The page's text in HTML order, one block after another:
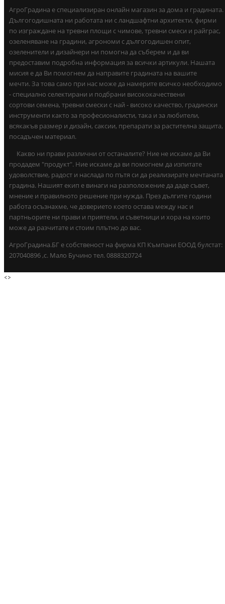
АгроГрадина е специализиран онлайн магазин за дома и градината.
Дългогодишната ни работата ни с ландшафтни архитекти, фирми
по изграждане на тревни площи с чимове, тревни смеси и райграс,
озеленяване на градини, агрономи с дългогодишен опит,
озеленители и дизайнери ни помогна да съберем и да ви
предоставим подробна информация за всички артикули. Нашата
мисия е да Ви помогнем да направите градината на вашите
мечти. За това само при нас може да намерите всичко необходимо
- специално селектирани и подбрани висококачествени
сортови семена, тревни смески с най - високо качество, градински
инструменти както за професионалисти, така и за любители,
всякакъв размер и дизайн, саксии, препарати за растителна защита,
посадъчен материал.
Какво ни прави различни от останалите? Ние не искаме да Ви
продадем "продукт". Ние искаме да ви помогнем да изпитате
удоволствие, радост и наслада по пътя си да реализирате мечтаната
градина. Нашият екип е винаги на разположение да даде съвет,
мнение и правилното решение при нужда. През дългите години
работа осъзнахме, че доверието което остава между нас и
партньорите ни прави и приятели, и съветници и хора на които
може да разчитате и стоим плътно до вас.
АгроГрадина.БГ е собственост на фирма КП Къмпани ЕООД булстат:
207040896 ,с. Мало Бучино тел. 0888320724
<>